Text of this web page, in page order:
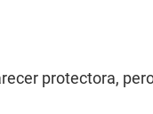
protectora,